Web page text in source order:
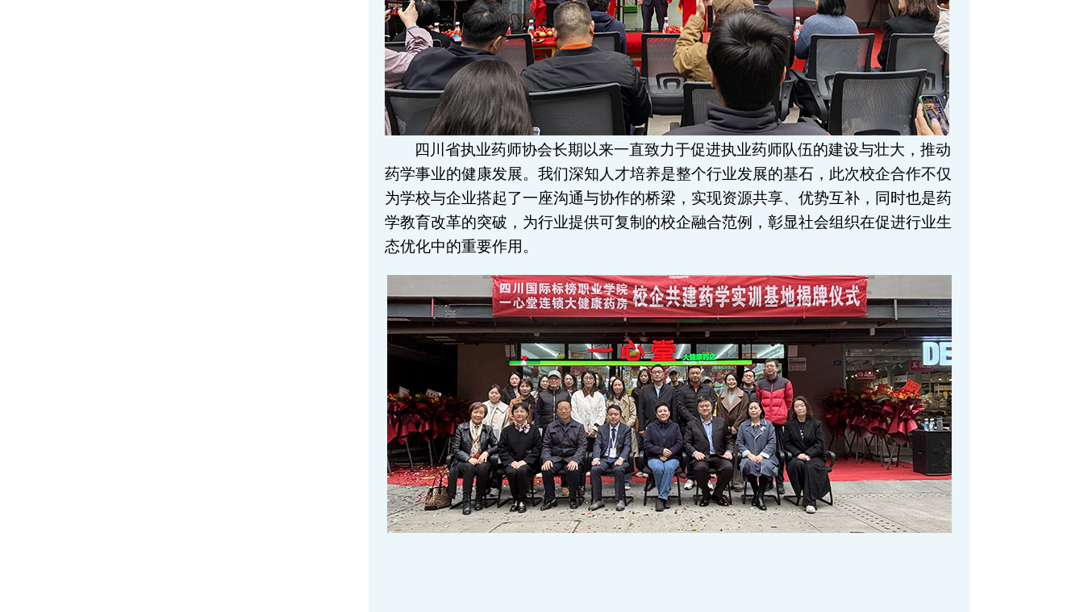
四川省执业药师协会长期以来一直致力于促进执业药师队伍的建设与壮大，推动
药学事业的健康发展。我们深知人才培养是整个行业发展的基石，此次校企合作不仅
为学校与企业搭起了一座沟通与协作的桥梁，实现资源共享、优势互补，同时也是药
学教育改革的突破，为行业提供可复制的校企融合范例，彰显社会组织在促进行业生
态优化中的重要作用。